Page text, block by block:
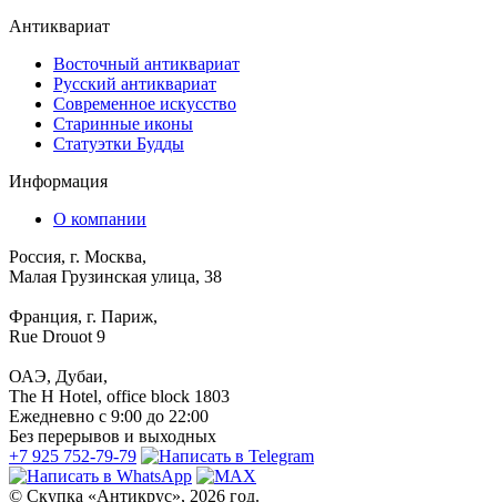
Антиквариат
Восточный антиквариат
Русский антиквариат
Современное искусство
Старинные иконы
Статуэтки Будды
Информация
О компании
Россия, г. Москва,
Малая Грузинская улица, 38
Франция, г. Париж,
Rue Drouot 9
ОАЭ, Дубаи,
The H Hotel, office block 1803
Ежедневно с 9:00 до 22:00
Без перерывов и выходных
+7 925 752-79-79
© Скупка «Антикрус», 2026 год.